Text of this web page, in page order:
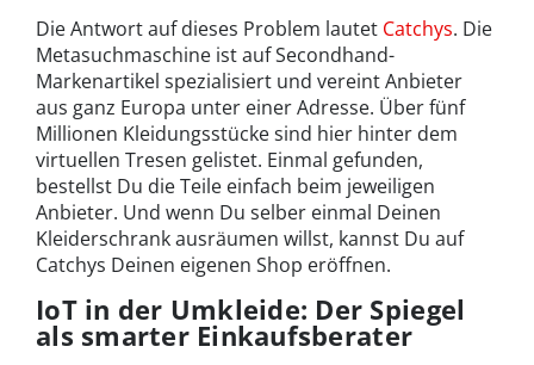
Die Antwort auf dieses Problem lautet Catchys. Die
Metasuchmaschine ist auf Secondhand-
Markenartikel spezialisiert und vereint Anbieter
aus ganz Europa unter einer Adresse. Über fünf
Millionen Kleidungsstücke sind hier hinter dem
virtuellen Tresen gelistet. Einmal gefunden,
bestellst Du die Teile einfach beim jeweiligen
Anbieter. Und wenn Du selber einmal Deinen
Kleiderschrank ausräumen willst, kannst Du auf
Catchys Deinen eigenen Shop eröffnen.
IoT in der Umkleide: Der Spiegel
als smarter Einkaufsberater